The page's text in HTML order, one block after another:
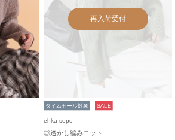
再入荷受付
タイムセール対象 SALE
ehka sopo
◎透かし編みニット